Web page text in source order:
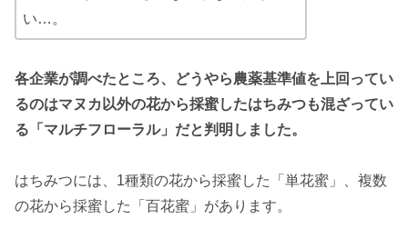
い…。
各企業が調べたところ、どうやら農薬基準値を上回ってい
るのはマヌカ以外の花から採蜜したはちみつも混ざってい
る「マルチフローラル」だと判明しました。
はちみつには、1種類の花から採蜜した「単花蜜」、複数
の花から採蜜した「百花蜜」があります。